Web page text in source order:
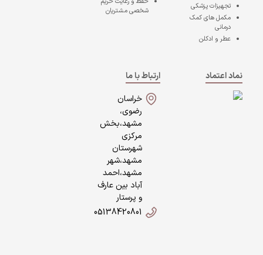
تجهیزات پزشکی
مکمل های کمک
درمانی
عطر و ادکلن
شخصی مشتریان
نماد اعتماد
ارتباط با ما
خراسان
رضوی،
مشهد،بخش
مرکزی
شهرستان
مشهد،شهر
مشهد،احمد
آباد بین عارف
و پرستار
05138420801